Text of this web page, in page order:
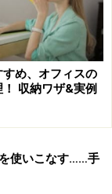
い所には、調味
れば、コンロ
いから乾燥ま
め、オフィスの
収納ワザ&実例
使いこなす……手